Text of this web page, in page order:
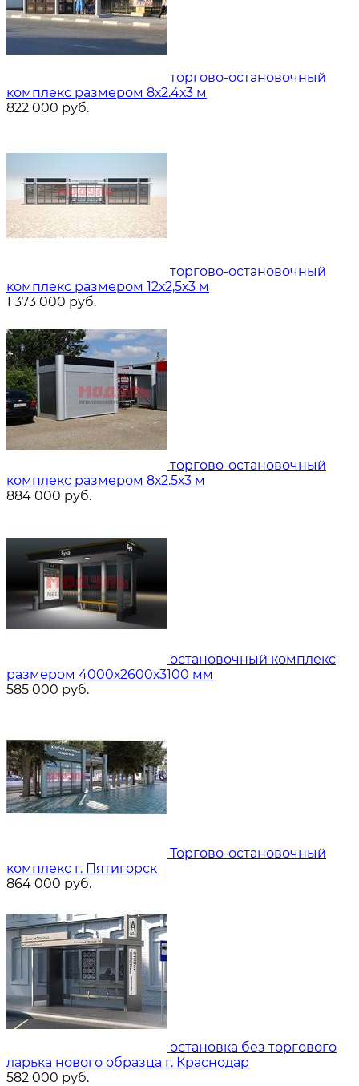
торгово-остановочный
комплекс размером 8х2.4х3 м
822 000 руб.
торгово-остановочный
комплекс размером 12х2,5х3 м
1 373 000 руб.
торгово-остановочный
комплекс размером 8х2.5х3 м
884 000 руб.
остановочный комплекс
размером 4000х2600х3100 мм
585 000 руб.
Торгово-остановочный
комплекс г. Пятигорск
864 000 руб.
остановка без торгового
ларька нового образца г. Краснодар
582 000 руб.